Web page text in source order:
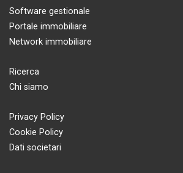
Software gestionale
Portale immobiliare
Network immobiliare
Ricerca
Chi siamo
Privacy Policy
Cookie Policy
Dati societari